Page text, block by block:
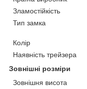
Зламостійкість
Тип замка
Колір
Наявність трейзера
Зовнішні розміри
Зовнішня висота